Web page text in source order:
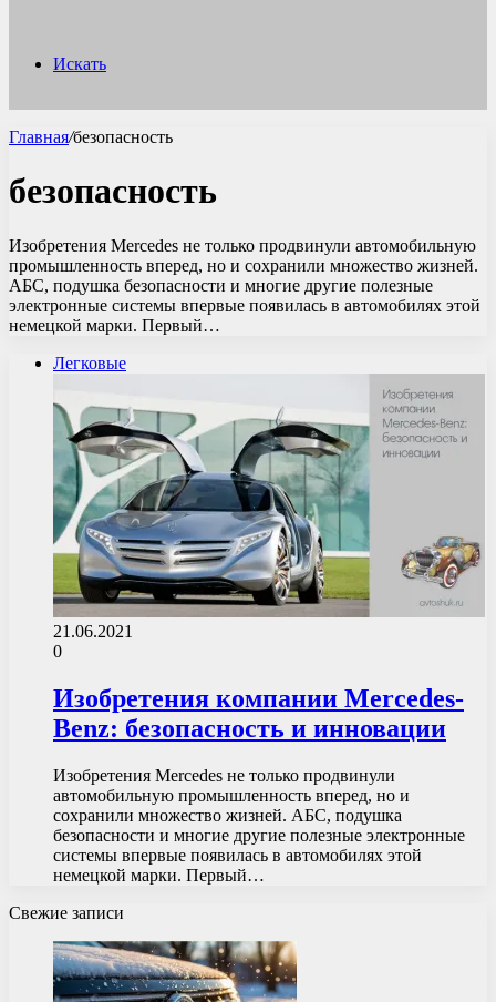
Искать
Главная/безопасность
безопасность
Изобретения Mercedes не только продвинули автомобильную
промышленность вперед, но и сохранили множество жизней.
АБС, подушка безопасности и многие другие полезные
электронные системы впервые появилась в автомобилях этой
немецкой марки. Первый…
Легковые
21.06.2021
0
Изобретения компании Mercedes-
Benz: безопасность и инновации
Изобретения Mercedes не только продвинули
автомобильную промышленность вперед, но и
сохранили множество жизней. АБС, подушка
безопасности и многие другие полезные электронные
системы впервые появилась в автомобилях этой
немецкой марки. Первый…
Свежие записи